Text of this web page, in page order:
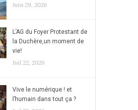
Juin 29, 2026
L’AG du Foyer Protestant de
la Duchère,un moment de
vie!
Juil 22, 2026
Vive le numérique ! et
l’humain dans tout ça ?